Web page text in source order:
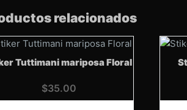
relacionados
Tuttimani mariposa Floral
$35.00